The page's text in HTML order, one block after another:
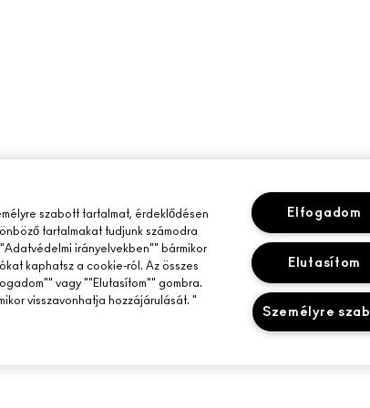
szabott tartalmat, érdeklődésen
tartalmakat tudjunk számodra
irányelvekben"" bármikor
kaphatsz a cookie-ról. Az összes
vagy ""Elutasítom"" gombra.
visszavonhatja hozzájárulását. "
Elfogadom
Elutasítom
Személyre